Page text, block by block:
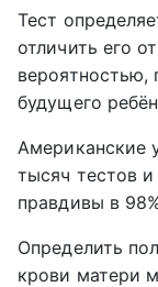
Тест
отличить его
вероятностью,
будущего
Американские
тысяч тестов
правдивы в
Определить
крови матери